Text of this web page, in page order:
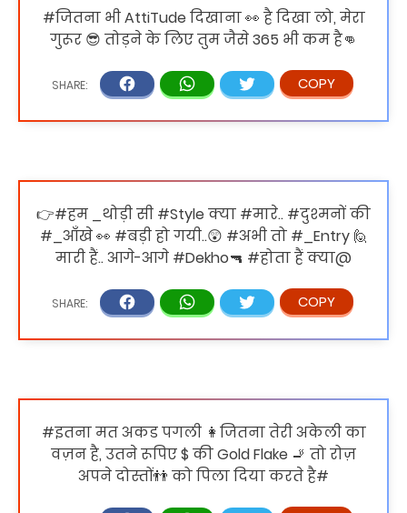
#जितना भी AttiTude दिखाना 👀 है दिखा लो, मेरा
गुरूर 😎 तोड़ने के लिए तुम जैसे 365 भी कम है👊
👉#हम _थोड़ी सी #Style क्या #मारे.. #दुश्मनों की
#_आँखे 👀 #बड़ी हो गयी..😲 #अभी तो #_Entry 🙋
मारी हैं.. आगे-आगे #Dekho🔫 #होता हैं क्या@
#इतना मत अकड पगली 👩जितना तेरी अकेली का
वज़न है, उतने रूपिए $ की Gold Flake 🚬 तो रोज़
अपने दोस्तों👬 को पिला दिया करते है#